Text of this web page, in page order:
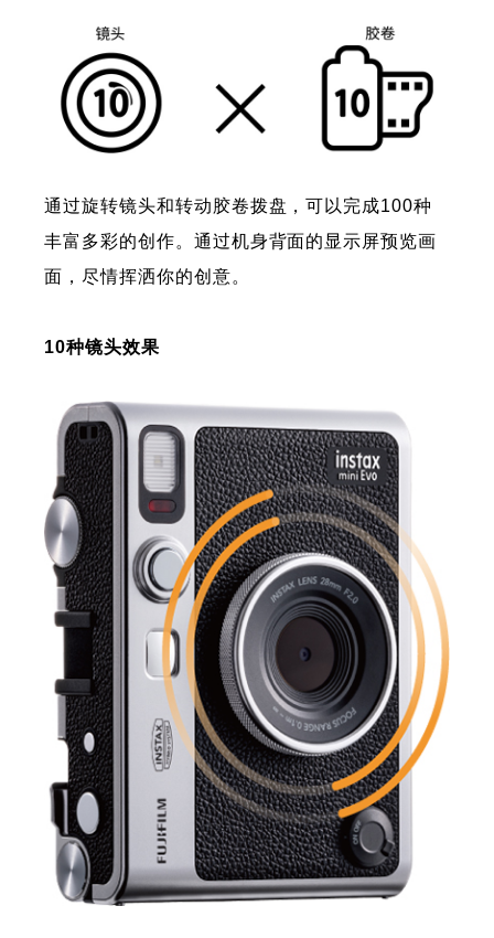
通过旋转镜头和转动胶卷拨盘，可以完成100种
丰富多彩的创作。通过机身背面的显示屏预览画
面，尽情挥洒你的创意。
10种镜头效果